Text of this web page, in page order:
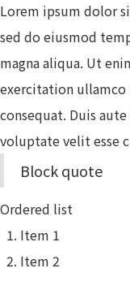
Lorem ipsum dolor
sed do eiusmod
magna aliqua. Ut
exercitation
consequat. Duis
voluptate velit esse
Block quote
Ordered list
Item 1
Item 2